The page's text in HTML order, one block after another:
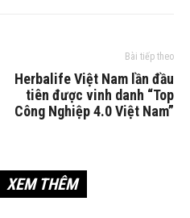
Bài tiếp theo
Herbalife Việt Nam lần đầu
tiên được vinh danh “Top
Công Nghiệp 4.0 Việt Nam”
XEM THÊM